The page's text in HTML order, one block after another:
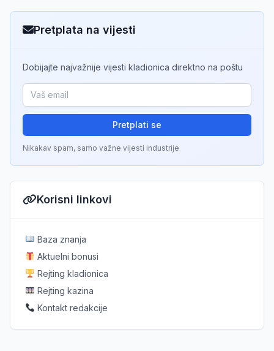
Pretplata na vijesti
Dobijajte najvažnije vijesti kladionica direktno na poštu
Pretplati se
Nikakav spam, samo važne vijesti industrije
Korisni linkovi
Baza znanja
Aktuelni bonusi
Rejting kladionica
Rejting kazina
Kontakt redakcije